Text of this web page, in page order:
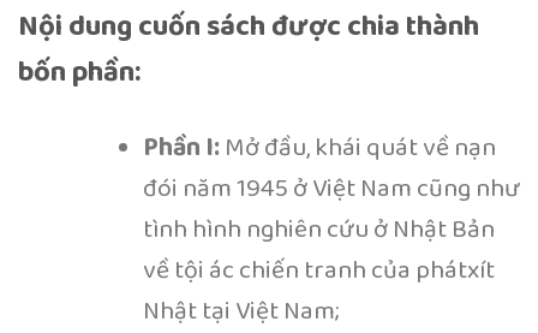
Nội dung cuốn sách được chia thành
bốn phần:
Phần I: Mở đầu, khái quát về nạn
đói năm 1945 ở Việt Nam cũng như
tình hình nghiên cứu ở Nhật Bản
về tội ác chiến tranh của phátxít
Nhật tại Việt Nam;